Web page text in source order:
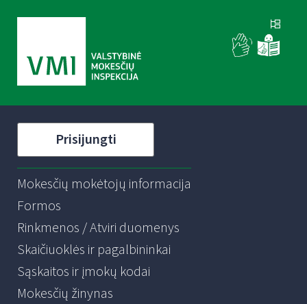
Prisijungti
Mokesčių mokėtojų informacija
Formos
Rinkmenos / Atviri duomenys
Skaičiuoklės ir pagalbininkai
Sąskaitos ir įmokų kodai
Mokesčių žinynas